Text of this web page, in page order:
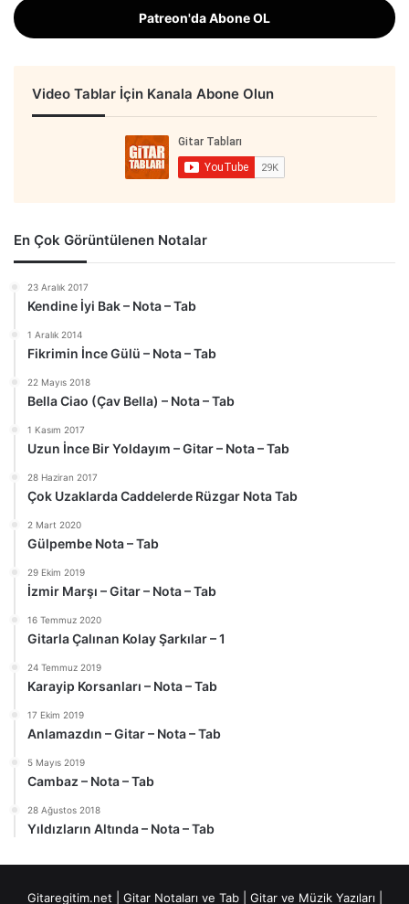
Patreon'da Abone OL
Video Tablar İçin Kanala Abone Olun
En Çok Görüntülenen Notalar
23 Aralık 2017
Kendine İyi Bak – Nota – Tab
1 Aralık 2014
Fikrimin İnce Gülü – Nota – Tab
22 Mayıs 2018
Bella Ciao (Çav Bella) – Nota – Tab
1 Kasım 2017
Uzun İnce Bir Yoldayım – Gitar – Nota – Tab
28 Haziran 2017
Çok Uzaklarda Caddelerde Rüzgar Nota Tab
2 Mart 2020
Gülpembe Nota – Tab
29 Ekim 2019
İzmir Marşı – Gitar – Nota – Tab
16 Temmuz 2020
Gitarla Çalınan Kolay Şarkılar – 1
24 Temmuz 2019
Karayip Korsanları – Nota – Tab
17 Ekim 2019
Anlamazdın – Gitar – Nota – Tab
5 Mayıs 2019
Cambaz – Nota – Tab
28 Ağustos 2018
Yıldızların Altında – Nota – Tab
Gitaregitim.net | Gitar Notaları ve Tab| Gitar ve Müzik Yazıları